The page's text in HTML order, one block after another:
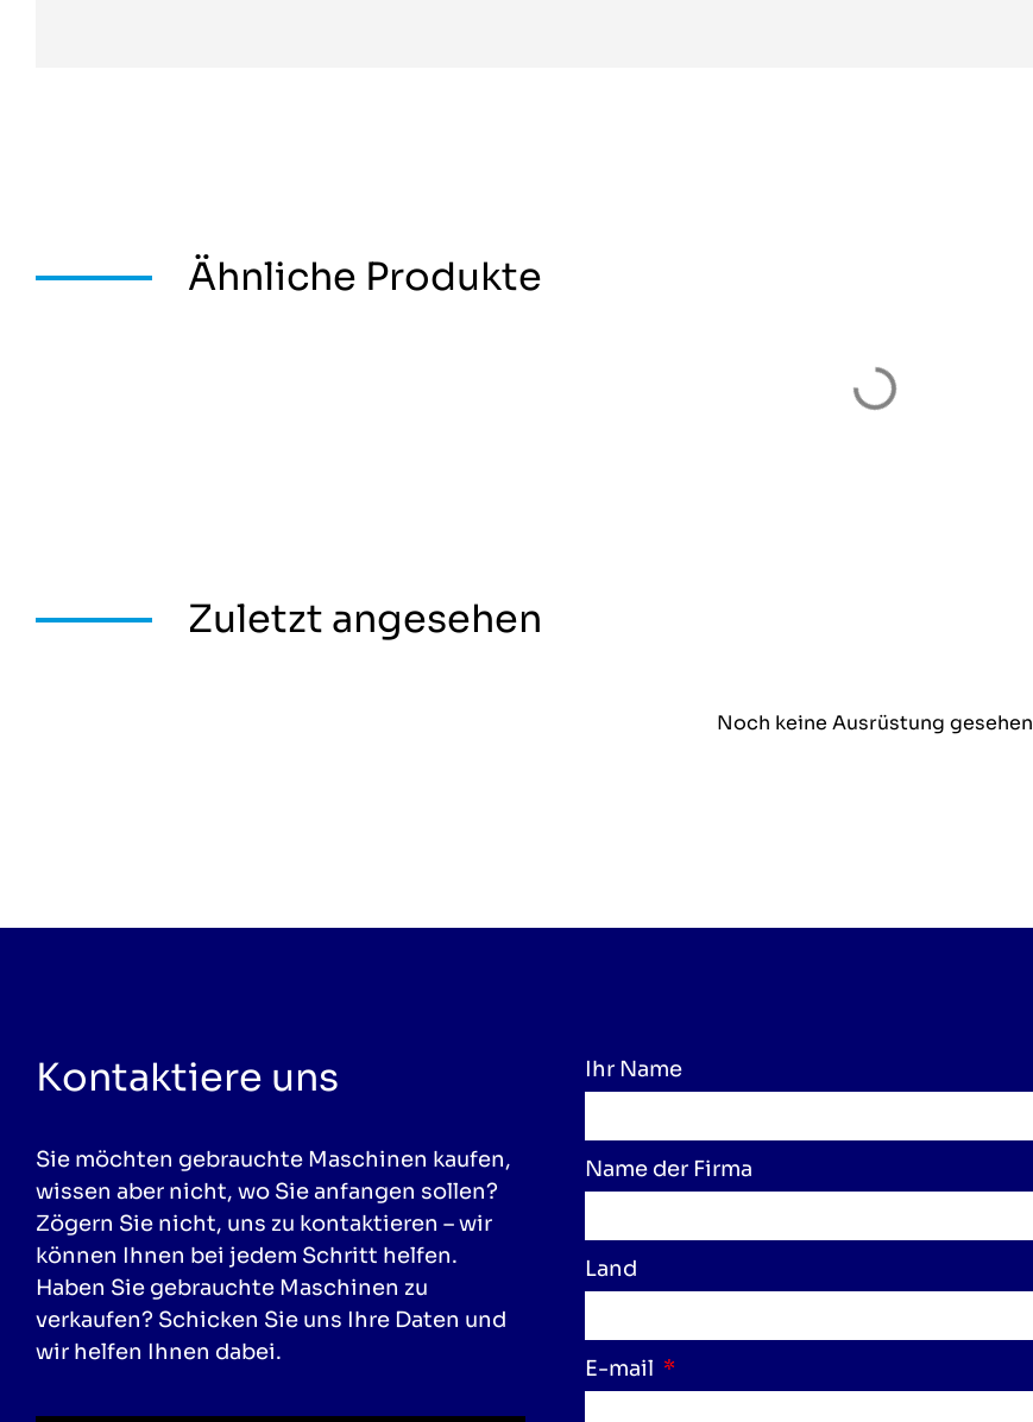
Ähnliche Produkte
Zuletzt angesehen
Noch keine Ausrüstung gesehen
Kontaktiere uns
Sie möchten gebrauchte Maschinen kaufen,
wissen aber nicht, wo Sie anfangen sollen?
Zögern Sie nicht, uns zu kontaktieren – wir
können Ihnen bei jedem Schritt helfen.
Haben Sie gebrauchte Maschinen zu
verkaufen? Schicken Sie uns Ihre Daten und
wir helfen Ihnen dabei.
Ihr Name
Name der Firma
Land
E-mail